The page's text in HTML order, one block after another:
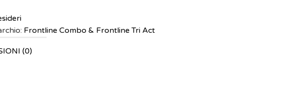
Frontline Combo & Frontline Tri Act
(0)